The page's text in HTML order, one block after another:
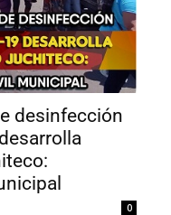
desinfección
0